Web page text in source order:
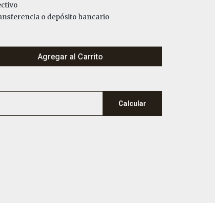
o depósito bancario
Agregar al Carrito
Calcular